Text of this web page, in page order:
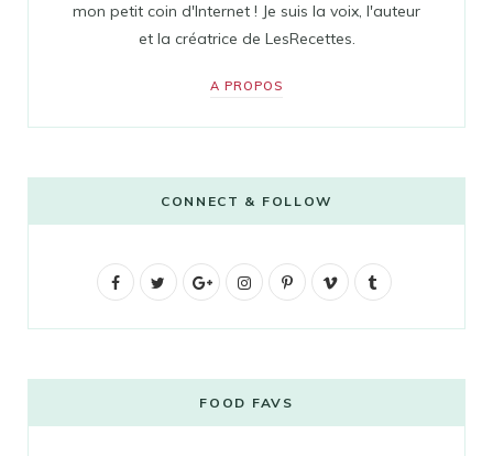
mon petit coin d'Internet ! Je suis la voix, l'auteur
et la créatrice de LesRecettes.
A PROPOS
CONNECT & FOLLOW
F
b
t
G
g
l
I
t
a
P
e
V
o
l
FOOD FAVS